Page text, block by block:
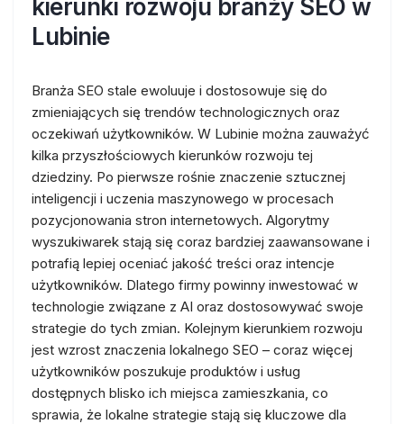
kierunki rozwoju branży SEO w
Lubinie
Branża SEO stale ewoluuje i dostosowuje się do
zmieniających się trendów technologicznych oraz
oczekiwań użytkowników. W Lubinie można zauważyć
kilka przyszłościowych kierunków rozwoju tej
dziedziny. Po pierwsze rośnie znaczenie sztucznej
inteligencji i uczenia maszynowego w procesach
pozycjonowania stron internetowych. Algorytmy
wyszukiwarek stają się coraz bardziej zaawansowane i
potrafią lepiej oceniać jakość treści oraz intencje
użytkowników. Dlatego firmy powinny inwestować w
technologie związane z AI oraz dostosowywać swoje
strategie do tych zmian. Kolejnym kierunkiem rozwoju
jest wzrost znaczenia lokalnego SEO – coraz więcej
użytkowników poszukuje produktów i usług
dostępnych blisko ich miejsca zamieszkania, co
sprawia, że lokalne strategie stają się kluczowe dla